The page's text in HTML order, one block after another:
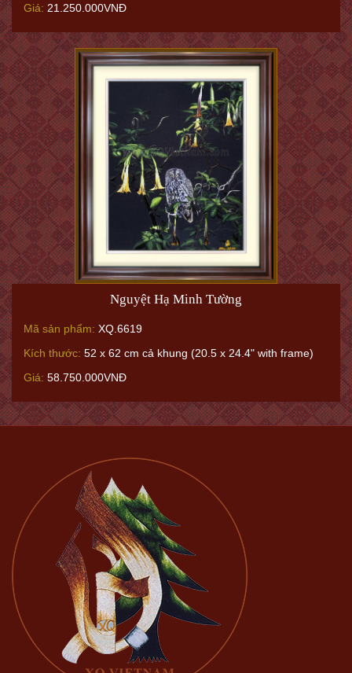
Giá: 21.250.000VNĐ
Nguyệt Hạ Minh Tường
Mã sản phẩm: XQ.6619
Kích thước: 52 x 62 cm cả khung (20.5 x 24.4" with frame)
Giá: 58.750.000VNĐ